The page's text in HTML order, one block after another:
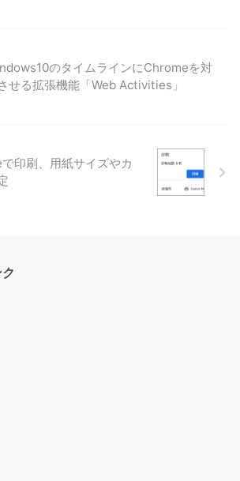
のタイムラインにChromeを対
せる拡張機能「Web Activities」
印刷、用紙サイズやカ